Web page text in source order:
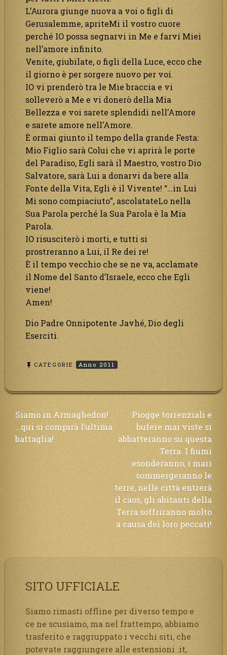
L’Aurora giunge nuova a voi o figli di
Gerusalemme, apriteMi il vostro cuore
perché IO possa segnarvi in Me e farvi Miei
nell’amore infinito.
Venite, giubilate, o figli della Luce, ecco che
il giorno è per sorgere nuovo per voi.
IO vi prenderò tra le Mie braccia e vi
solleverò a Me e vi donerò della Mia
Bellezza e voi sarete splendidi nell’Amore
e sarete amore nell’Amore.
È ormai giunto il tempo della grande Festa:
Mio Figlio sarà Colui che vi aprirà le porte
del Paradiso, Egli sarà il Maestro, vostro Dio
Salvatore, sarà Lui a donarvi da bere alla
Fonte della Vita, Egli è il Vivente! “…in Lui
Mi sono compiaciuto”, ascolatateLo nella
Sua Parola perché la Sua Parola è la Mia
Parola.
IO risusciterò i morti, e tutti si
prostreranno a Lui, il Re dei re!
È il tempo vecchio che se ne va, acclamate
il Nome del Santo d’Israele, ecco che Egli
viene!
Amen!
Dio Padre Onnipotente Javhé, Dio degli
Eserciti.
CATEGORIE Anno 2011
Navigazione
articoli
Siamo in Armaghedon!
…qui si compirà l’ultima
battaglia!
Piogge torrenziali e
bufere mai viste si
abbatteranno su questa
Terra. I fiumi
esonderanno, i mari
sommergeranno le
terre, nelle città entrerà
il caos, gli abitanti della
Terra soffriranno molto
a causa dei loro peccati!
SITO UFFICIALE
Siamo rimasti offline per diverso tempo e
ce ne scusiamo, ma nel frattempo, abbiamo
trasferito e raggruppato i vecchi siti, che
potevate raggiungere alle estensioni .it,